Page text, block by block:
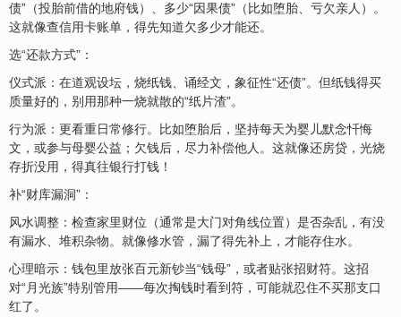
债”（投胎前借的地府钱）、多少“因果债”（比如堕胎、亏欠亲人）。
这就像查信用卡账单，得先知道欠多少才能还。
选“还款方式”：
仪式派：在道观设坛，烧纸钱、诵经文，象征性“还债”。但纸钱得买
质量好的，别用那种一烧就散的“纸片渣”。
行为派：更看重日常修行。比如堕胎后，坚持每天为婴儿默念忏悔
文，或参与母婴公益；欠钱后，尽力补偿他人。这就像还房贷，光烧
存折没用，得真往银行打钱！
补“财库漏洞”：
风水调整：检查家里财位（通常是大门对角线位置）是否杂乱，有没
有漏水、堆积杂物。就像修水管，漏了得先补上，才能存住水。
心理暗示：钱包里放张百元新钞当“钱母”，或者贴张招财符。这招
对“月光族”特别管用——每次掏钱时看到符，可能就忍住不买那支口
红了。